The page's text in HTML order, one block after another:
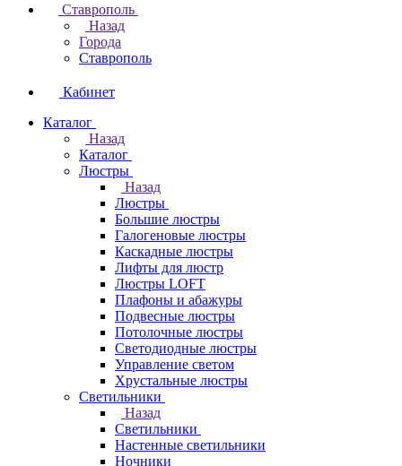
Ставрополь
Назад
Города
Ставрополь
Кабинет
Каталог
Назад
Каталог
Люстры
Назад
Люстры
Большие люстры
Галогеновые люстры
Каскадные люстры
Лифты для люстр
Люстры LOFT
Плафоны и абажуры
Подвесные люстры
Потолочные люстры
Светодиодные люстры
Управление светом
Хрустальные люстры
Светильники
Назад
Светильники
Настенные светильники
Ночники